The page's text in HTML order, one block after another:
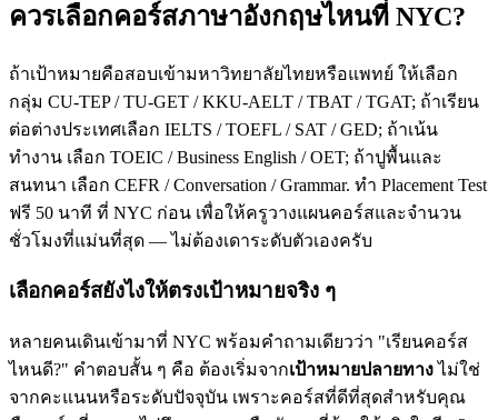
ควรเลือกคอร์สภาษาอังกฤษไหนที่ NYC?
ถ้าเป้าหมายคือสอบเข้ามหาวิทยาลัยไทยหรือแพทย์ ให้เลือก
กลุ่ม CU-TEP / TU-GET / KKU-AELT / TBAT / TGAT; ถ้าเรียน
ต่อต่างประเทศเลือก IELTS / TOEFL / SAT / GED; ถ้าเน้น
ทำงาน เลือก TOEIC / Business English / OET; ถ้าปูพื้นและ
สนทนา เลือก CEFR / Conversation / Grammar. ทำ Placement Test
ฟรี 50 นาที ที่ NYC ก่อน เพื่อให้ครูวางแผนคอร์สและจำนวน
ชั่วโมงที่แม่นที่สุด — ไม่ต้องเดาระดับตัวเองครับ
เลือกคอร์สยังไงให้ตรงเป้าหมายจริง ๆ
หลายคนเดินเข้ามาที่ NYC พร้อมคำถามเดียวว่า "เรียนคอร์ส
ไหนดี?" คำตอบสั้น ๆ คือ ต้องเริ่มจากเป้าหมายปลายทางไม่ใช่
จากคะแนนหรือระดับปัจจุบัน เพราะคอร์สที่ดีที่สุดสำหรับคุณ